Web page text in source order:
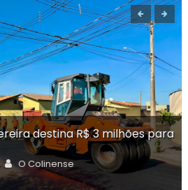
destina R$ 3 milhões para
Author
O Colinense